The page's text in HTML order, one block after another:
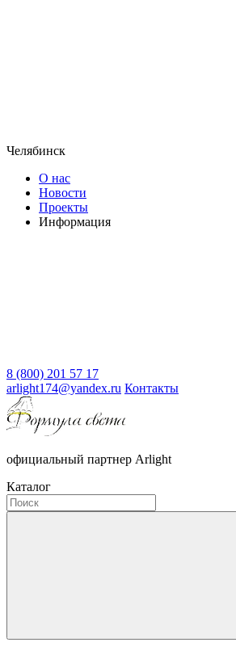
Челябинск
О нас
Новости
Проекты
Информация
8 (800) 201 57 17
arlight174@yandex.ru Контакты
официальный партнер Arlight
Каталог